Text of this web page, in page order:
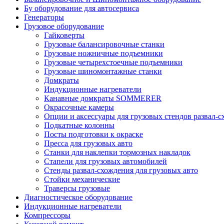
Бу оборудование для автосервиса
Генераторы
Грузовое оборудование
Гайковерты
Грузовые балансировочные станки
Грузовые ножничные подъемники
Грузовые четырехстоечные подъемники
Грузовые шиномонтажные станки
Домкраты
Индукционные нагреватели
Канавные домкраты SOMMERER
Окрасочные камеры
Опции и аксессуары для грузовых стендов развал-
Подкатные колонны
Посты подготовки к окраске
Пресса для грузовых авто
Станки для наклепки тормозных накладок
Стапели для грузовых автомобилей
Стенды развал-схождения для грузовых авто
Стойки механические
Траверсы грузовые
Диагностическое оборудование
Индукционные нагреватели
Компрессоры